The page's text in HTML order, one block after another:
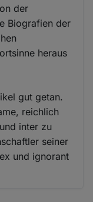
der
Biografien der
heraus
gut getan.
reichlich
inter zu
seiner
und ignorant